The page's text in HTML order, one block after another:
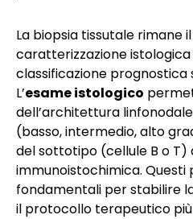
La biopsia tissutale rimane
caratterizzazione
classificazione prognostica
L’esame istologico
dell’architettura
(basso, intermedio, alto
del sottotipo (cellule B o
immunoistochimica.
fondamentali per stabilire
il protocollo terapeutico